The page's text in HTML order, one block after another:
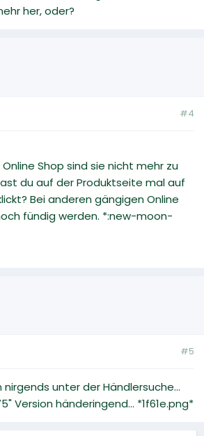
her, oder?
#4
Shop sind sie nicht mehr zu
du auf der Produktseite mal auf
Bei anderen gängigen Online
fündig werden. *:new-moon-
#5
unter der Händlersuche...
Version händeringend... *1f61e.png*